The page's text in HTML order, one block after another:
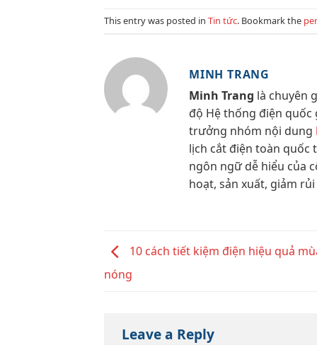
This entry was posted in Tin tức. Bookmark the
MINH TRANG
Minh Trang là chuyên
độ Hệ thống điện
trưởng nhóm nội dung
lịch cắt điện toàn quốc
ngôn ngữ dễ hiểu của
hoạt, sản xuất, giảm
10 cách tiết kiệm điện hiệu quả
nóng
Leave a Reply